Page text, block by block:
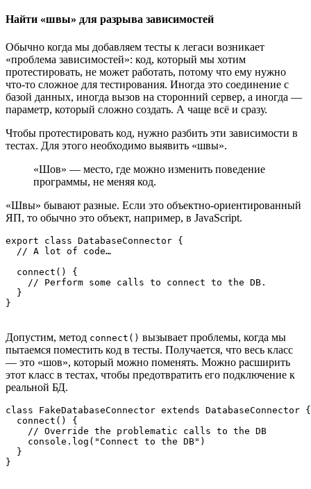
Найти «швы» для разрыва зависимостей
Обычно когда мы добавляем тесты к легаси возникает
«проблема зависимостей»: код, который мы хотим
протестировать, не может работать, потому что ему нужно
что-то сложное для тестирования. Иногда это соединение с
базой данных, иногда вызов на сторонний сервер, а иногда —
параметр, который сложно создать. А чаще всё и сразу.
Чтобы протестировать код, нужно разбить эти зависимости в
тестах. Для этого необходимо выявить «швы».
«Шов» — место, где можно изменить поведение
программы, не меняя код.
«Швы» бывают разные. Если это объектно-ориентированный
ЯП, то обычно это объект, например, в JavaScript.
export class DatabaseConnector {
// A lot of code…
connect() {
// Perform some calls to connect to the DB.
}
}
Допустим, метод connect() вызывает проблемы, когда мы
пытаемся поместить код в тесты. Получается, что весь класс
— это «шов», который можно поменять. Можно расширить
этот класс в тестах, чтобы предотвратить его подключение к
реальной БД.
class FakeDatabaseConnector extends DatabaseConnector {
connect() {
// Override the problematic calls to the DB
console.log("Connect to the DB")
}
}